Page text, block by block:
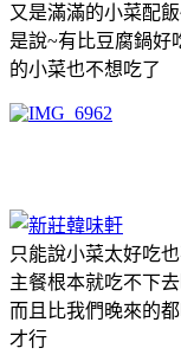
又是滿滿的小菜配
是說~有比豆腐鍋好
的小菜也不想吃了
只能說小菜太好吃
主餐根本就吃不下
而且比我們晚來的
才行